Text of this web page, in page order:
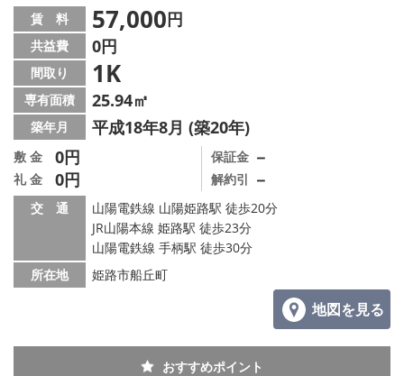
地域から探す
地図から探す
スタッフ紹介
スタッフ募集中
店舗情報·アクセス
メールでお問い合わせ
賃 料 57,000円
共益費 0円
間取り 1K
専有面積 25.94㎡
築年月 平成18年8月 (築20年)
敷 金 0円
礼 金 0円
保証金 －
解約引 －
交 通
山陽電鉄線 山陽姫路駅 徒歩20分
JR山陽本線 姫路駅 徒歩23分
山陽電鉄線 手柄駅 徒歩30分
所在地
姫路市船丘町
地図を見る
おすすめポイント